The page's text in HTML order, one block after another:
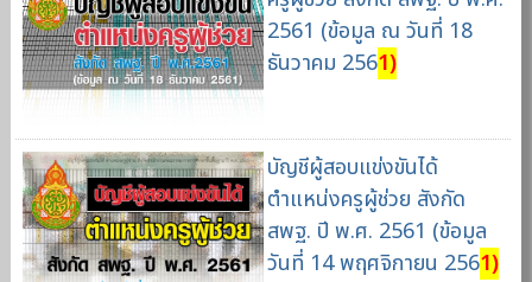
2561 (ข้อมูล ณ วันที่ 18
ธันวาคม 2561)
บัญชีผู้สอบแข่งขันได้
ตำแหน่งครูผู้ช่วย สังกัด
สพฐ. ปี พ.ศ. 2561 (ข้อมูล
วันที่ 14 พฤศจิกายน 2561)